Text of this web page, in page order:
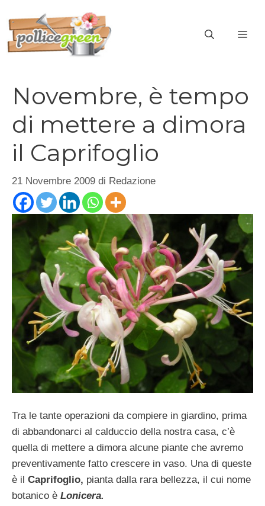
contenuto
Novembre, è tempo
di mettere a dimora
il Caprifoglio
21 Novembre 2009 di Redazione
Tra le tante operazioni da compiere in giardino, prima
di abbandonarci al calduccio della nostra casa, c’è
quella di mettere a dimora alcune piante che avremo
preventivamente fatto crescere in vaso. Una di queste
è il Caprifoglio, pianta dalla rara bellezza, il cui nome
botanico è Lonicera.